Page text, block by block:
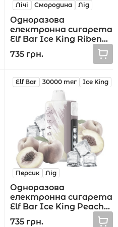
Лічі Смородина Лід
Одноразова
електронна сигарета
Elf Bar Ice King Ribena
Lychee 30000 тяг
735 грн.
Elf Bar 30000 тяг Ice King
Персик Лід
Одноразова
електронна сигарета
Elf Bar Ice King Peach
Ice 30000 тяг
735 грн.